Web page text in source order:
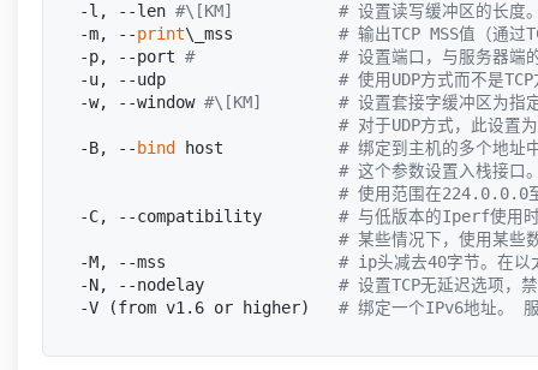
-l, --len #\[KM]           # 设置读写缓冲区的长度。
-m, --print\_mss # 输出TCP MSS值（通过
-p, --port #               # 设置端口，与服务器端的监
-u, --udp # 使用UDP方式而不是
-w, --window #\[KM]        # 设置套接字缓冲区为指定大
# 对于UDP方式，此设置
-B, -- bind host # 绑定到主机的多个地址
# 这个参数设置入栈接口
# 使用范围在224.0.0.0
-C, --compatibility # 与低版本的Iperf使用时
# 某些情况下，使用某些
-M, --mss # ip头减去40字节。在以
-N, --nodelay # 设置TCP无延迟选项，
-V (from v1.6 or higher) # 绑定一个IPv6地址。